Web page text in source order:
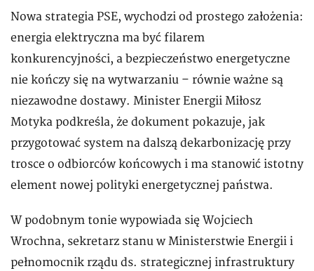
Nowa strategia PSE, wychodzi od prostego założenia:
energia elektryczna ma być filarem
konkurencyjności, a bezpieczeństwo energetyczne
nie kończy się na wytwarzaniu – równie ważne są
niezawodne dostawy. Minister Energii Miłosz
Motyka podkreśla, że dokument pokazuje, jak
przygotować system na dalszą dekarbonizację przy
trosce o odbiorców końcowych i ma stanowić istotny
element nowej polityki energetycznej państwa.
W podobnym tonie wypowiada się Wojciech
Wrochna, sekretarz stanu w Ministerstwie Energii i
pełnomocnik rządu ds. strategicznej infrastruktury